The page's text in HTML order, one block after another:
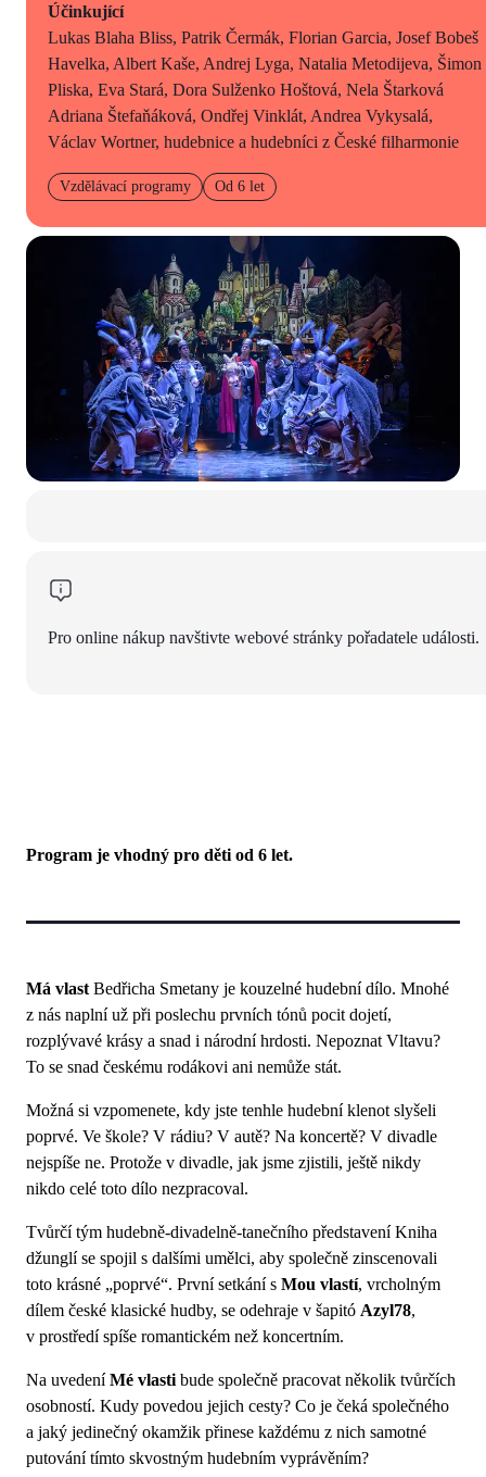
Účinkující
Lukas Blaha Bliss, Patrik Čermák, Florian Garcia, Josef Bobeš
Havelka, Albert Kaše, Andrej Lyga, Natalia Metodijeva, Šimon
Pliska, Eva Stará, Dora Sulženko Hoštová, Nela Štarková
Adriana Štefaňáková, Ondřej Vinklát, Andrea Vykysalá,
Václav Wortner, hudebnice a hudebníci z České filharmonie
Vzdělávací programy Od 6 let
Pro online nákup navštivte webové stránky pořadatele události.
Program je vhodný pro děti od 6 let.
Má vlast Bedřicha Smetany je kouzelné hudební dílo. Mnohé
z nás naplní už při poslechu prvních tónů pocit dojetí,
rozplývavé krásy a snad i národní hrdosti. Nepoznat Vltavu?
To se snad českému rodákovi ani nemůže stát.
Možná si vzpomenete, kdy jste tenhle hudební klenot slyšeli
poprvé. Ve škole? V rádiu? V autě? Na koncertě? V divadle
nejspíše ne. Protože v divadle, jak jsme zjistili, ještě nikdy
nikdo celé toto dílo nezpracoval.
Tvůrčí tým hudebně-divadelně-tanečního představení Kniha
džunglí se spojil s dalšími umělci, aby společně zinscenovali
toto krásné „poprvé“. První setkání s Mou vlastí, vrcholným
dílem české klasické hudby, se odehraje v šapitó Azyl78,
v prostředí spíše romantickém než koncertním.
Na uvedeníMé vlasti bude společně pracovat několik tvůrčích
osobností. Kudy povedou jejich cesty? Co je čeká společného
a jaký jedinečný okamžik přinese každému z nich samotné
putování tímto skvostným hudebním vyprávěním?